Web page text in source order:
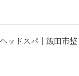
ッドスパ｜飯田市整